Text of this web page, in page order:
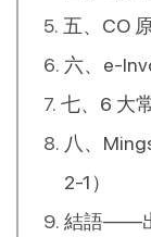
五、CO
六、e-
七、6 大
八、
2-1）
結語——